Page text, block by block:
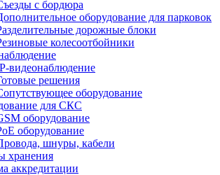
с бордюра
оборудование для парковок
дорожные блоки
колесоотбойники
видеонаблюдение
решения
оборудование
для СКС
оборудование
оборудование
шнуры, кабели
хранения
аккредитации